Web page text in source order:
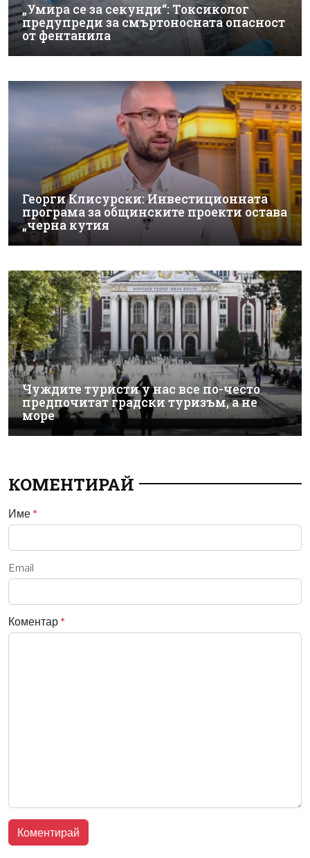
„Умира се за секунди“: Токсиколог
предупреди за смъртоносната опасност
от фентанила
Георги Клисурски: Инвестиционната
програма за общинските проекти остава
„черна кутия
Чуждите туристи у нас все по-често
предпочитат градски туризъм, а не
море
КОМЕНТИРАЙ
Име *
Email
Коментар *